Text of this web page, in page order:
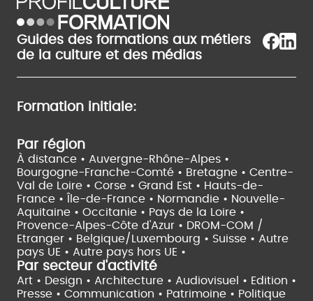
Guides des formations aux métiers
de la culture et des médias
Formation initiale:
Par région
À distance • Auvergne-Rhône-Alpes •
Bourgogne-Franche-Comté • Bretagne • Centre-
Val de Loire • Corse • Grand Est • Hauts-de-
France •
Île-de-France • Normandie • Nouvelle-
Aquitaine • Occitanie • Pays de la Loire •
Provence-Alpes-Côte d'Azur • DROM-COM /
Etranger • Belgique/Luxembourg • Suisse • Autre
pays UE • Autre pays hors UE •
Par secteur d'activité
Art • Design • Architecture • Audiovisuel • Edition •
Presse • Communication • Patrimoine • Politique